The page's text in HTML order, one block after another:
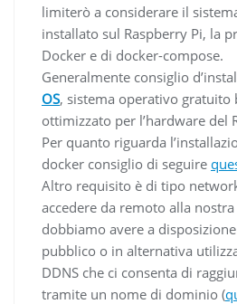
limiterò a considerare il
installato sul Raspberry Pi, la
Docker e di docker-compose.
Generalmente consiglio
OS, sistema operativo gratuito
ottimizzato per l’hardware del
Per quanto riguarda
docker consiglio di seguire
Altro requisito è di tipo
accedere da remoto alla
dobbiamo avere a
pubblico o in alternativa
DDNS che ci consenta di
tramite un nome di dominio (